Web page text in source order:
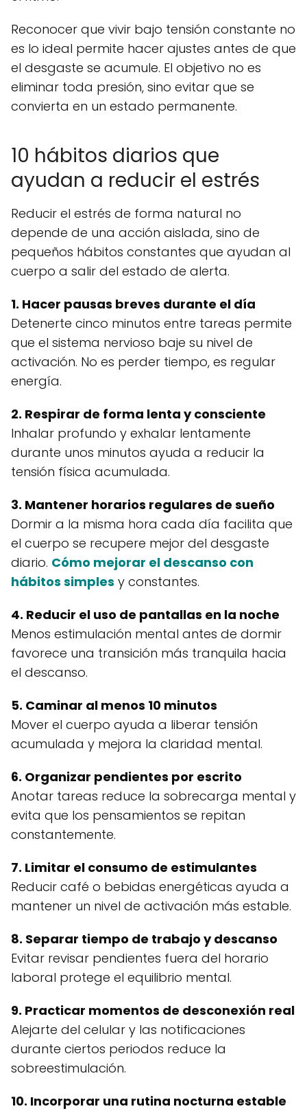
Reconocer que vivir bajo tensión constante no
es lo ideal permite hacer ajustes antes de que
el desgaste se acumule. El objetivo no es
eliminar toda presión, sino evitar que se
convierta en un estado permanente.
10 hábitos diarios que
ayudan a reducir el estrés
Reducir el estrés de forma natural no
depende de una acción aislada, sino de
pequeños hábitos constantes que ayudan al
cuerpo a salir del estado de alerta.
1. Hacer pausas breves durante el día
Detenerte cinco minutos entre tareas permite
que el sistema nervioso baje su nivel de
activación. No es perder tiempo, es regular
energía.
2. Respirar de forma lenta y consciente
Inhalar profundo y exhalar lentamente
durante unos minutos ayuda a reducir la
tensión física acumulada.
3. Mantener horarios regulares de sueño
Dormir a la misma hora cada día facilita que
el cuerpo se recupere mejor del desgaste
diario. Cómo mejorar el descanso con
hábitos simples y constantes.
4. Reducir el uso de pantallas en la noche
Menos estimulación mental antes de dormir
favorece una transición más tranquila hacia
el descanso.
5. Caminar al menos 10 minutos
Mover el cuerpo ayuda a liberar tensión
acumulada y mejora la claridad mental.
6. Organizar pendientes por escrito
Anotar tareas reduce la sobrecarga mental y
evita que los pensamientos se repitan
constantemente.
7. Limitar el consumo de estimulantes
Reducir café o bebidas energéticas ayuda a
mantener un nivel de activación más estable.
8. Separar tiempo de trabajo y descanso
Evitar revisar pendientes fuera del horario
laboral protege el equilibrio mental.
9. Practicar momentos de desconexión real
Alejarte del celular y las notificaciones
durante ciertos periodos reduce la
sobreestimulación.
10. Incorporar una rutina nocturna estable